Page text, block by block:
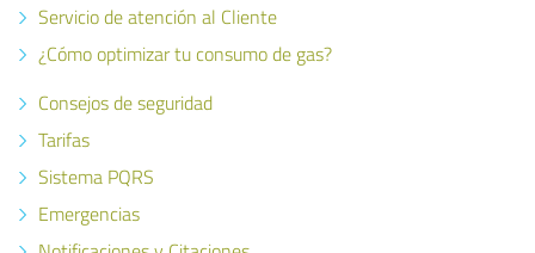
Servicio de atención al Cliente
¿Cómo optimizar tu consumo de gas?
Consejos de seguridad
Tarifas
Sistema PQRS
Emergencias